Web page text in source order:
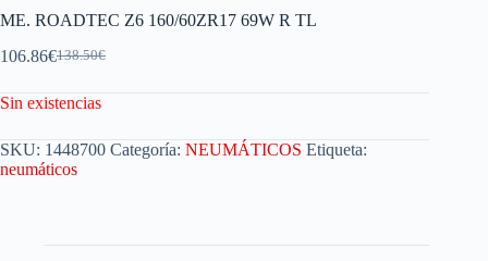
ME. ROADTEC Z6 160/60ZR17 69W R TL
138.50€
106.86€
Sin existencias
SKU: 1448700 Categoría: NEUMÁTICOS Etiqueta:
neumáticos